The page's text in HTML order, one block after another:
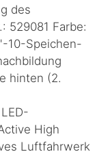
des
529081 Farbe:
10-Speichen-
hinten (2.
High
Luftfahrwerk